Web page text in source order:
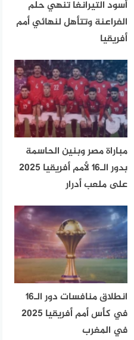
أسود التيرانغا تنهي حلم
الفراعنة وتتأهل لنهائي أمم
أفريقيا
مباراة مصر وبنين الحاسمة
بدور الـ16 لأمم أفريقيا 2025
على ملعب أدرار
انطلاق منافسات دور الـ16
في كأس أمم أفريقيا 2025
في المغرب